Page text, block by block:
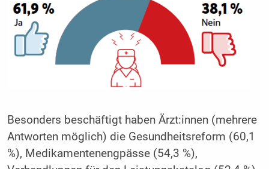
Besonders beschäftigt haben Ärzt:innen (mehrere
Antworten möglich) die Gesundheitsreform (60,1
%), Medikamentenengpässe (54,3 %),